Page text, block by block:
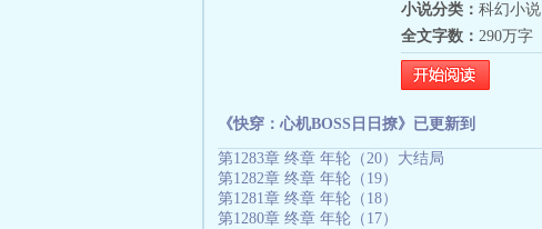
小说分类： 科幻小说
全文字数： 290万字
《快穿：心机BOSS日日撩》已更新到
第1283章 终章 年轮（20）大结局
第1282章 终章 年轮（19）
第1281章 终章 年轮（18）
第1280章 终章 年轮（17）